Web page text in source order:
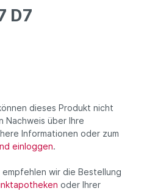
D7
dieses Produkt nicht
Nachweis über Ihre
Informationen oder zum
einloggen.
empfehlen wir die Bestellung
oder Ihrer